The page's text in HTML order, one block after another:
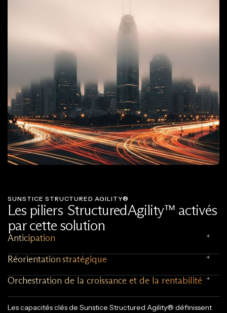
SUNSTICE STRUCTURED AGILITY®
Les piliers Structured Agility™ activés
par cette solution
Anticipation
Réorientation stratégique
Orchestration de la croissance et de la rentabilité
Les capacités clés de Sunstice Structured Agility® définissent